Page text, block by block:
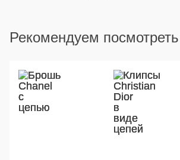
Рекомендуем посмотреть